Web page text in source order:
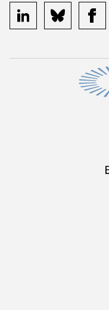
linkedin bluesky